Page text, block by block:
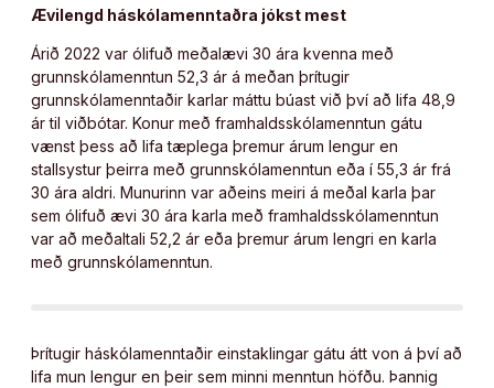
Ævilengd háskólamenntaðra jókst mest
Árið 2022 var ólifuð meðalævi 30 ára kvenna með
grunnskólamenntun 52,3 ár á meðan þrítugir
grunnskólamenntaðir karlar máttu búast við því að lifa 48,9
ár til viðbótar. Konur með framhaldsskólamenntun gátu
vænst þess að lifa tæplega þremur árum lengur en
stallsystur þeirra með grunnskólamenntun eða í 55,3 ár frá
30 ára aldri. Munurinn var aðeins meiri á meðal karla þar
sem ólifuð ævi 30 ára karla með framhaldsskólamenntun
var að meðaltali 52,2 ár eða þremur árum lengri en karla
með grunnskólamenntun.
Þrítugir háskólamenntaðir einstaklingar gátu átt von á því að
lifa mun lengur en þeir sem minni menntun höfðu. Þannig